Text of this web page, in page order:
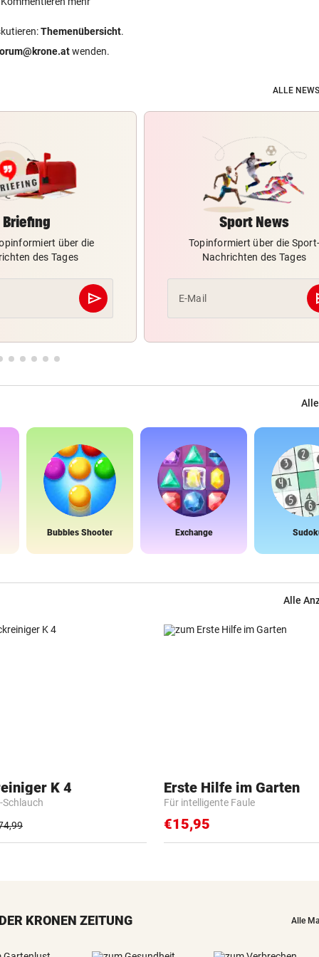
Themenübersicht.
wenden.
ALLE
Briefing
über die
des Tages
send
Abschicken
Sport News
Topinformiert über die Sport-
Nachrichten des Tages
E-Mail
Bubbles Shooter Exchange
Alle
K 4
Schlauch
Erste Hilfe im Garten
Für intelligente Faule
€15,95
KRONEN ZEITUNG Alle